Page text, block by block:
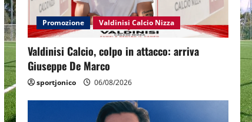
Promozione Valdinisi Calcio Nizza
Valdinisi Calcio, colpo in attacco: arriva
Giuseppe De Marco
sportjonico 06/08/2026